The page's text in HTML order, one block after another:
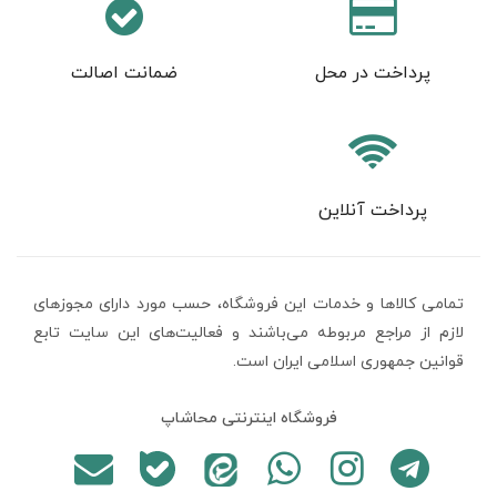
پرداخت در محل ضمانت اصالت
پرداخت آنلاین
تمامی كالاها و خدمات اين فروشگاه، حسب مورد دارای مجوزهای
لازم از مراجع مربوطه می‌باشند و فعاليت‌های اين سايت تابع
قوانين جمهوری اسلامی ایران است.
فروشگاه اینترنتی محاشاپ